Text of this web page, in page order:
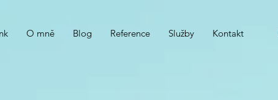
O mně Blog Reference Služby Kontakt